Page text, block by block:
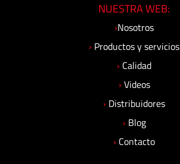
NUESTRA WEB:
›Nosotros
› Productos y servicios
› Calidad
› Videos
› Distribuidores
› Blog
› Contacto